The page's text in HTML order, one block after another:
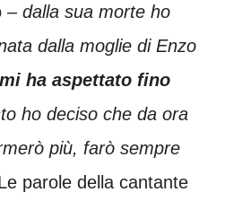
–dalla sua morte ho
dalla moglie di Enzo
mi ha aspettato fino
ho deciso che da ora
più, farò sempre
parole della cantante